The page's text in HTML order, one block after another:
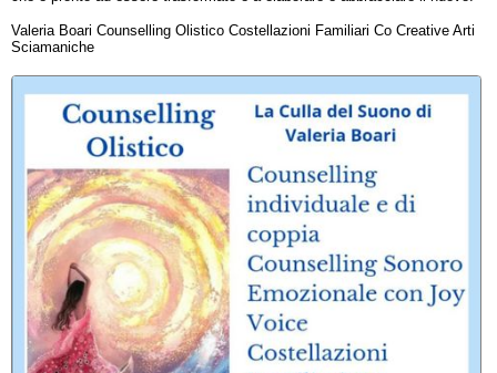
Valeria Boari Counselling Olistico Costellazioni Familiari Co Creative Arti
Sciamaniche